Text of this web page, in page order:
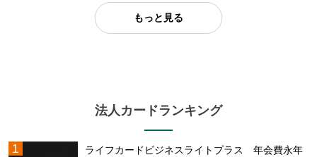
もっと見る
法人カードランキング
ライフカードビジネスライトプラス 年会費永年